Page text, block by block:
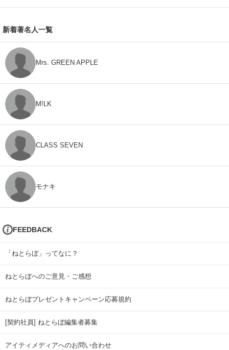
新着著名人一覧
Mrs. GREEN APPLE
M!LK
CLASS SEVEN
モナキ
FEEDBACK
「ねとらぼ」ってなに？
ねとらぼへのご意見・ご感想
ねとらぼプレゼントキャンペーン応募規約
[契約社員] ねとらぼ編集者募集
アイティメディアへのお問い合わせ